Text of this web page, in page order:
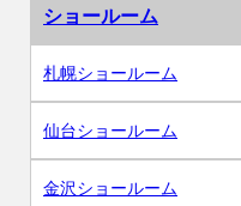
ショールーム
札幌ショールーム
仙台ショールーム
金沢ショールーム